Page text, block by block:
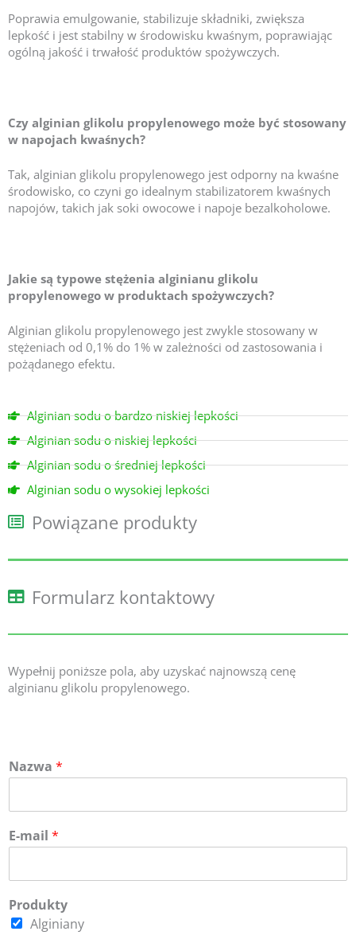
Poprawia emulgowanie, stabilizuje składniki, zwiększa
lepkość i jest stabilny w środowisku kwaśnym, poprawiając
ogólną jakość i trwałość produktów spożywczych.
Czy alginian glikolu propylenowego może być stosowany
w napojach kwaśnych?
Tak, alginian glikolu propylenowego jest odporny na kwaśne
środowisko, co czyni go idealnym stabilizatorem kwaśnych
napojów, takich jak soki owocowe i napoje bezalkoholowe.
Jakie są typowe stężenia alginianu glikolu
propylenowego w produktach spożywczych?
Alginian glikolu propylenowego jest zwykle stosowany w
stężeniach od 0,1% do 1% w zależności od zastosowania i
pożądanego efektu.
Alginian sodu o bardzo niskiej lepkości
Alginian sodu o niskiej lepkości
Alginian sodu o średniej lepkości
Alginian sodu o wysokiej lepkości
Powiązane produkty
Formularz kontaktowy
Wypełnij poniższe pola, aby uzyskać najnowszą cenę
alginianu glikolu propylenowego.
Nazwa *
E-mail *
Produkty
Alginiany